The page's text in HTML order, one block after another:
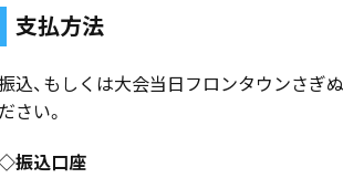
支払方法
込、もしくは大会当日フロンタウンさぎ
ださい。
振込口座